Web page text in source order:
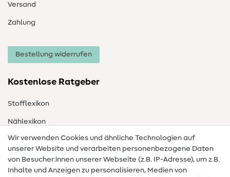
Versand
Zahlung
Bestellung widerrufen
Kostenlose Ratgeber
Stofflexikon
Nählexikon
Nähanleitungen
Hilfe & Kontakt
Wir verwenden Cookies und ähnliche Technologien auf
unserer Website und verarbeiten personenbezogene Daten
von Besucher:innen unserer Webseite (z.B. IP-Adresse), um z.B.
Inhalte und Anzeigen zu personalisieren, Medien von